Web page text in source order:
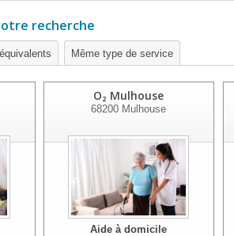
recherche
Même type de service
O₂ Mulhouse
68200 Mulhouse
Aide à domicile